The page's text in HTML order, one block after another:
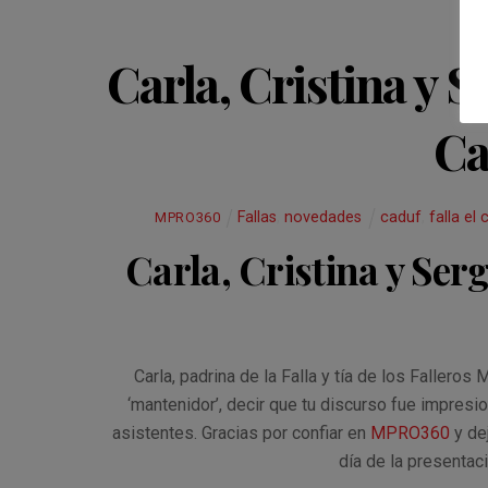
Carla, Cristina y
MPRO360 Fallas ,novedades caduf ,falla el
Carla, Cristina y
Carla, padrina de la Falla y tía de los Falleros
‘mantenidor’, decir que tu discurso fue
asistentes. Gracias por confiar en MPRO360 y
día de la